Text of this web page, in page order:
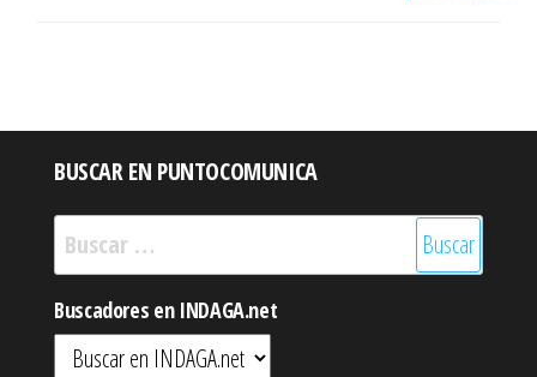
BUSCAR EN PUNTOCOMUNICA
Buscar:
Buscadores en INDAGA.net